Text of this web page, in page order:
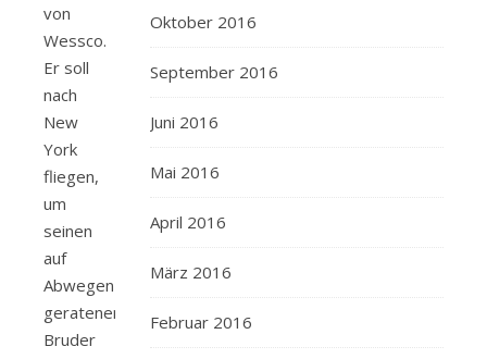
von
Wessco.
Er soll
nach
New
York
fliegen,
um
seinen
auf
Abwegen
geratenen
Bruder
Oktober 2016
September 2016
Juni 2016
Mai 2016
April 2016
März 2016
Februar 2016